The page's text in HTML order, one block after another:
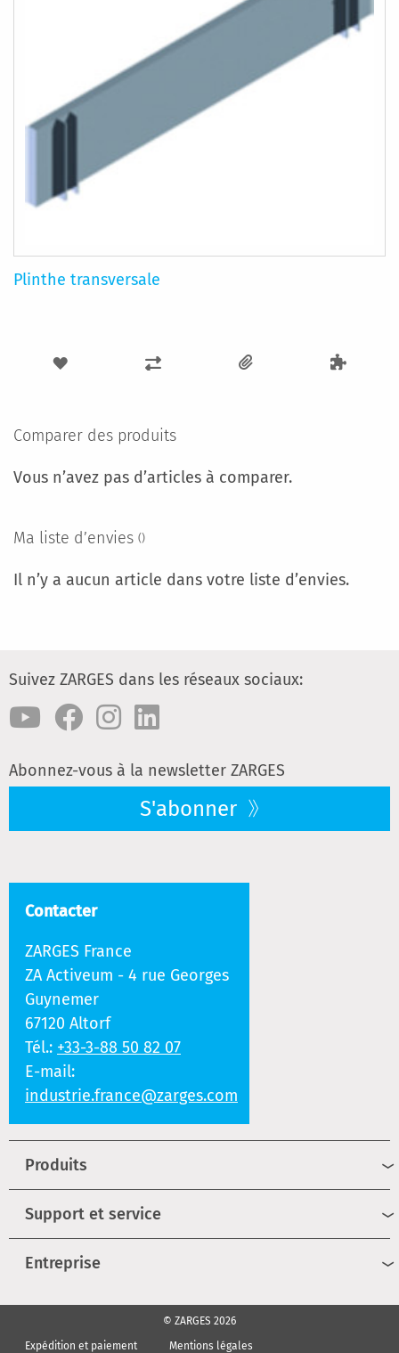
Plinthe transversale
AJOUTER
D’ENVIE
AJOUTER
COMPARATEUR
Comparer des produits
Vous n’avez pas d’articles à comparer.
Ma liste d’envies
Il n’y a aucun article dans votre liste d’envies.
Suivez ZARGES dans les réseaux sociaux:
Abonnez-vous à la newsletter ZARGES
S'abonner
Contacter
ZARGES France
ZA Activeum - 4 rue Georges
Guynemer
67120 Altorf
Tél.: +33-3-88 50 82 07
E-mail:
industrie.france@zarges.com
Produits
Support et service
Entreprise
© ZARGES 2026
Expédition et paiement
Mentions légales